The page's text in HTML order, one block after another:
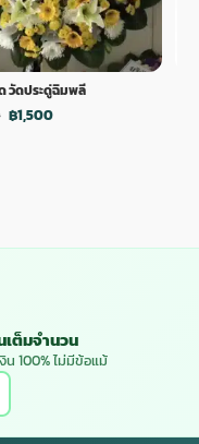
วัดประดู่ฉิมพลี
฿1,500
ต็มจำนวน
100% ไม่มีข้อแม้